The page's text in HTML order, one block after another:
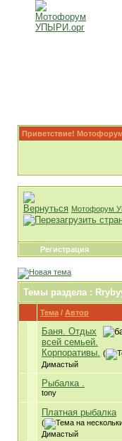
Приветствие!
Мотофорум
Регистрация
Темы раздела:
Тема / Автор
Баня. Отдых
всей семьей.
Корпоративы. (
Димастый
Рыбалка .
tony
Платная рыбалка
(
Димастый